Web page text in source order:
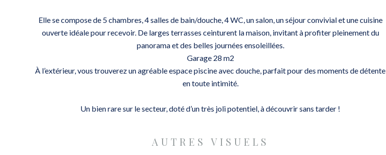
Elle se compose de 5 chambres, 4 salles de bain/douche, 4 WC, un salon, un séjour convivial et une cuisine
ouverte idéale pour recevoir. De larges terrasses ceinturent la maison, invitant à profiter pleinement du
panorama et des belles journées ensoleillées.
Garage 28 m2
À l’extérieur, vous trouverez un agréable espace piscine avec douche, parfait pour des moments de détente
en toute intimité.
Un bien rare sur le secteur, doté d’un très joli potentiel, à découvrir sans tarder !
AUTRES VISUELS